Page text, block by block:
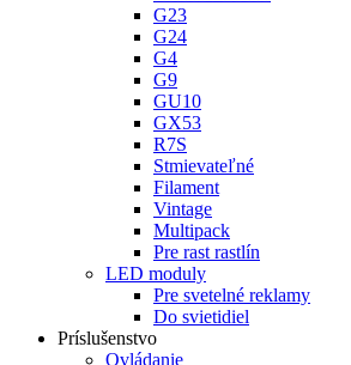
G23
G24
G4
G9
GU10
GX53
R7S
Stmievateľné
Filament
Vintage
Multipack
Pre rast rastlín
LED moduly
Pre svetelné reklamy
Do svietidiel
Príslušenstvo
Ovládanie